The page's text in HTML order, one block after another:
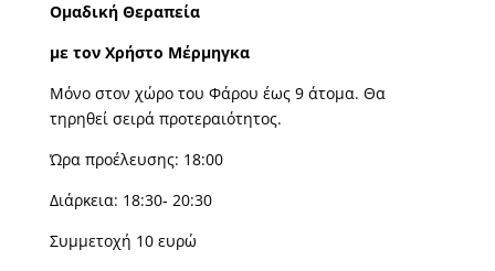
Ομαδική Θεραπεία
με τον Χρήστο Μέρμηγκα
Μόνο στον χώρο του Φάρου έως 9 άτομα. Θα
τηρηθεί σειρά προτεραιότητος.
Ώρα προέλευσης: 18:00
Διάρκεια: 18:30- 20:30
Συμμετοχή 10 ευρώ